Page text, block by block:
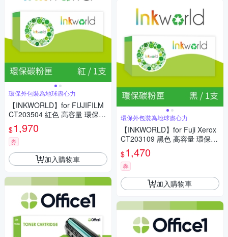
環保外包裝為地球盡心力
【INKWORLD】for FUJIFILM
CT203504 紅色 高容量 環保碳
粉匣(適用ApeosPrint C325dw/
Apeos C325dw/C325z)
$1,970
券
加入購物車
環保外包裝為地球盡心力
【INKWORLD】for Fuji Xerox
CT203109 黑色 高容量 環保碳
粉匣12K(適用DocuPrint P375
d/P375dw/M375z)
$1,470
券
加入購物車